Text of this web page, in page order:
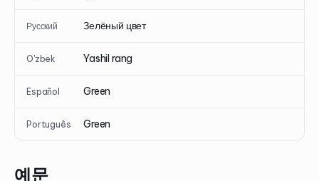
Русский Зелёный цвет
O'zbek Yashil rang
Español Green
Português Green
예문